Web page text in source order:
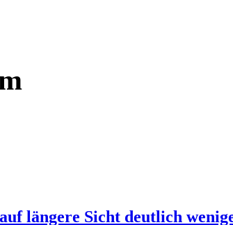
längere Sicht deutlich